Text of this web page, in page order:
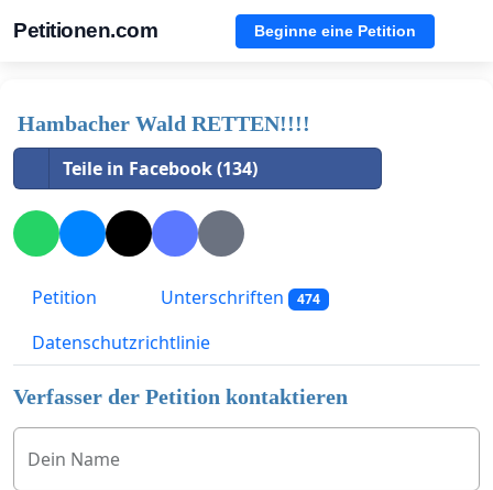
Petitionen.com Beginne eine Petition
Hambacher Wald RETTEN!!!!
Teile in Facebook (134)
Petition Unterschriften 474
Datenschutzrichtlinie
Verfasser der Petition kontaktieren
Dein Name